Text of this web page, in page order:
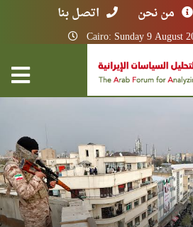
من نحن اتصل بنا
Cairo: Sunday 9 August